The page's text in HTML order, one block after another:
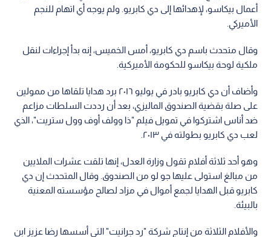
أعمال بيكاسو، لإهدائها إلى دي كابريو. ولم يوجه أي اتهام للنجم
الأميركي.
وقال متحدث باسم دي كابريو، أمس الخميس، إنه بدأ إجراءات لنقل
ملكية لوحة بيكاسو للحكومة الأميركية.
وأضاف أن دي كابريو بادر في يوليو ٢٠١٦ برد هدايا تلقاها من ممولين
على صلة بقضية الصندوق الماليزي، بعد أن رددت السلطات مزاعم
ضد أناس اشتركوا في تمويل فيلم "ذا وولف أوف وول ستريت"، الذي
لعب دي كابريو بطولته في ٢٠١٣.
وهو أحد ثلاثة أفلام تقول وزارة العدل، إنها تلقت عشرات الملايين
من مبالغ استولى عليها جو لو من الصندوق. وقال المتحدث إن دي
كابريو قبل الهدايا لجمع أموال في مزاد لصالح مؤسسته المعنية
بالبيئة.
والأفلام الثلاثة من إنتاج شركة "رد جرانيت" التي أسسها رضا عزيز ابن